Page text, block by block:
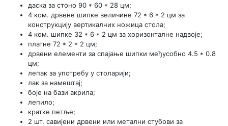
даска за стоно 90 * 60 * 28 цм;
4 ком. дрвене шипке величине 72 * 6 * 2 цм за
конструкцију вертикалних ножица стола;
4 ком. шипке 32 * 6 * 2 цм за хоризонталне надвоје;
платне 72 * 2 * 2 цм;
дрвени елементи за спајање шипки међусобно 4.5 * 0.8
цм;
лепак за употребу у столарији;
лак за намештај;
боје на бази акрила;
лепило;
кратке петље;
2 шт. савијени дрвени или метални стубови за